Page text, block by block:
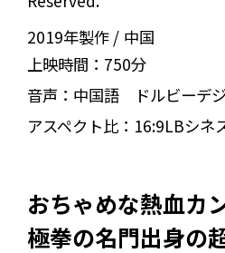
2019年製作
中国
上映時間： 750分
音声： 中国語 ドルビーデ
アスペクト比： 16:9LBシネ
おちゃめな熱血カ
極拳の名門出身の